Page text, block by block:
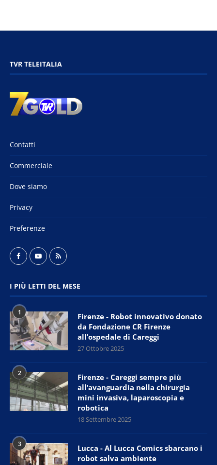
TVR TELEITALIA
Contatti
Commerciale
Dove siamo
Privacy
Preferenze
I PIÙ LETTI DEL MESE
1
Firenze - Robot innovativo donato
da Fondazione CR Firenze
all’ospedale di Careggi
27 Ottobre 2025
2
Firenze - Careggi sempre più
all’avanguardia nella chirurgia
mini invasiva, laparoscopia e
robotica
18 Settembre 2025
3
Lucca - Al Lucca Comics sbarcano i
robot salva ambiente